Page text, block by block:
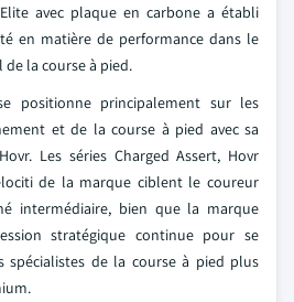
avec plaque en carbone a établi
en matière de performance dans le
la course à pied.
positionne principalement sur les
et de la course à pied avec sa
Les séries Charged Assert, Hovr
de la marque ciblent le coureur
intermédiaire, bien que la marque
stratégique continue pour se
spécialistes de la course à pied plus